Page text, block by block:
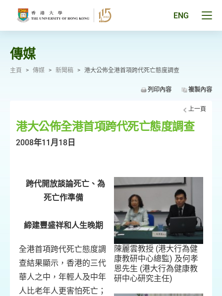
ENG
傳媒
主頁 > 傳媒 > 新聞稿 > 港大公佈全港首項跨代死亡態度調查
列印內容 複製內容
上一頁
港大公佈全港首項跨代死亡態度調查
2008年11月18日
跨代開放談論死亡、為
死亡作準備
締建豐盛祥和人生晚期
全港首項跨代死亡態度調
查結果顯示，香港的三代
華人之中，年輕人及中年
人比老年人更害怕死亡；
陳麗雲教授 (港大行為健
康教研中心總監) 及何孝
恩先生 (港大行為健康教
研中心研究主任)